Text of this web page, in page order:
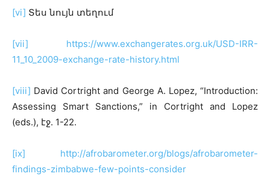
[vi] Տես նույն տեղում
[vii]
https://www.exchangerates.org.uk/USD-IRR-
11_10_2009-exchange-rate-history.html
[viii] David Cortright and George A. Lopez, “Introduction:
Assessing Smart Sanctions,” in Cortright and Lopez
(eds.), էջ. 1-22.
[ix]
http://afrobarometer.org/blogs/afrobarometer-
findings-zimbabwe-few-points-consider